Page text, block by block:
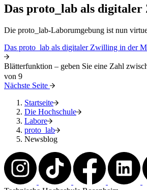
Das proto_lab als
Die proto_lab-Laborumgebung ist nun
Das proto_lab als digitaler Zwilling in der
Blätterfunktion – geben Sie eine Zahl
von 9
Nächste Seite
Startseite
Die Hochschule
Labore
proto_lab
Newsblog